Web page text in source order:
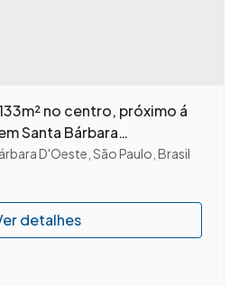
no centro, próximo á
Santa Bárbara
D'Oeste São Paulo Brasil